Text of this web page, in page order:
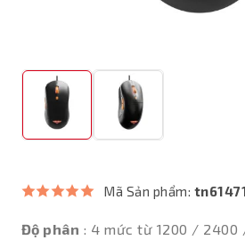
Mã Sản phẩm:
Độ phân : 4 mức từ 1200 / 2400